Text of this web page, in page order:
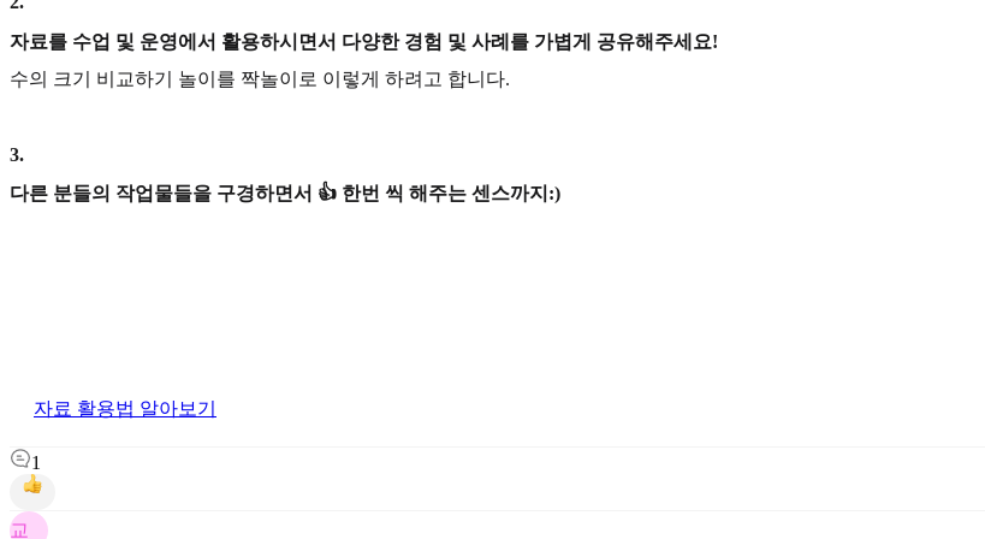
자료를 수업 및 운영에서 활용하시면서 다양한 경험 및 사례를 가볍게 공유해주세요!
수의 크기 비교하기 놀이를 짝놀이로 이렇게 하려고 합니다.
3.
다른 분들의 작업물들을 구경하면서 👍 한번 씩 해주는 센스까지:)
자료 활용법 알아보기
1
교